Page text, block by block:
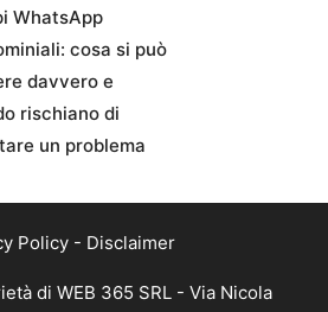
WhatsApp
cosa si può
davvero e
rischiano di
un problema
Policy- Disclaimer
di WEB 365 SRL - Via Nicola